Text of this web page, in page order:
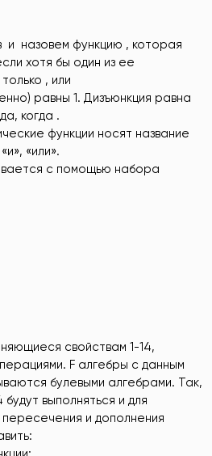
и назовем функцию , которая
хотя бы один из ее
, или
равны 1. Дизъюнкция равна
когда .
функции носят название
«или».
с помощью набора
свойствам 1-14,
F алгебры с данным
булевыми алгебрами. Так,
выполняться и для
и дополнения